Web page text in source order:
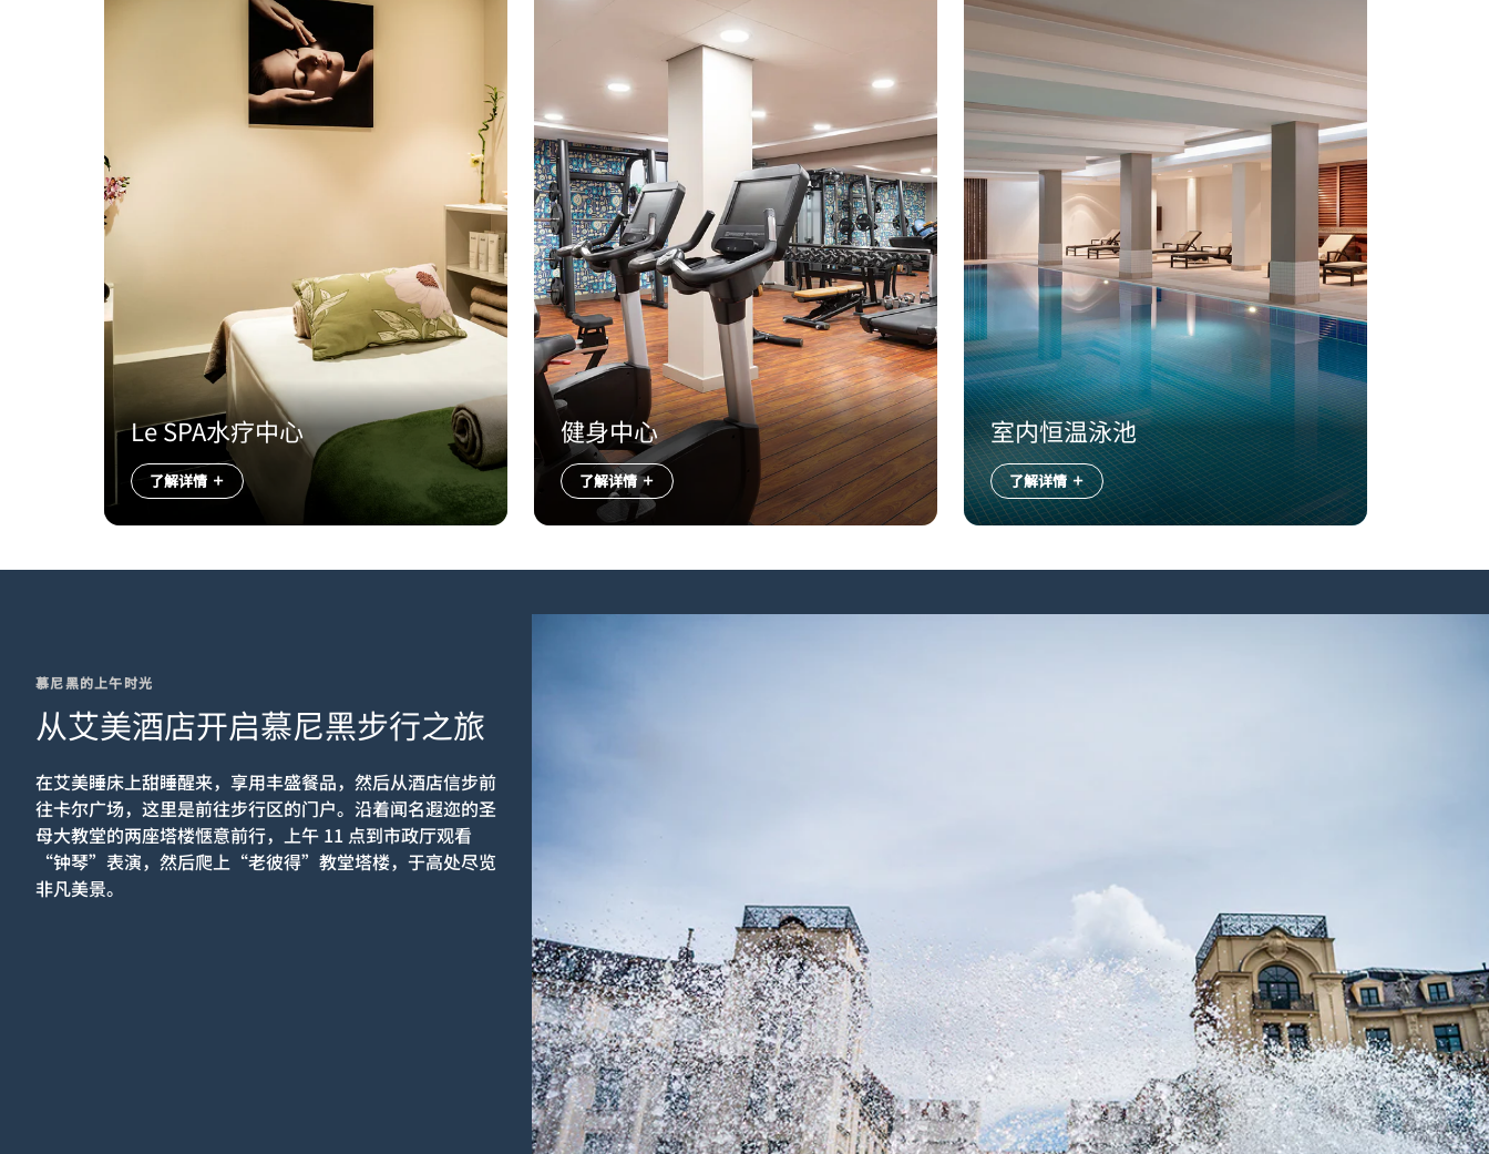
Le SPA水疗中心
了解详情
健身中心
了解详情
室内恒温泳池
了解详情
慕尼黑的上午时光
从艾美酒店开启慕尼黑步行之旅
在艾美睡床上甜睡醒来，享用丰盛餐品，然后从酒店信步前
往卡尔广场，这里是前往步行区的门户。沿着闻名遐迩的圣
母大教堂的两座塔楼惬意前行，上午 11 点到市政厅观看
“钟琴”表演，然后爬上“老彼得”教堂塔楼，于高处尽览
非凡美景。